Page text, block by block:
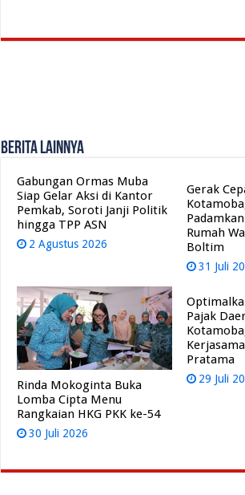
Berita Lainnya
Gabungan Ormas Muba
Siap Gelar Aksi di Kantor
Pemkab, Soroti Janji Politik
hingga TPP ASN
2 Agustus 2026
Gerak
Rumah
Boltim
31 Juli
Rinda Mokoginta Buka
Lomba Cipta Menu
Rangkaian HKG PKK ke-54
30 Juli 2026
Pajak
Pratama
29 Juli